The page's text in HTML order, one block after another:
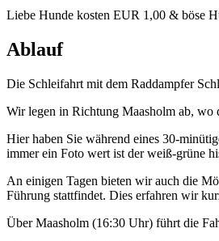
Liebe Hunde kosten EUR 1,00 & böse
Ablauf
Die Schleifahrt mit dem Raddampfer
Wir legen in Richtung Maasholm ab, wo
Hier haben Sie während eines 30-
immer ein Foto wert ist der weiß-grüne
An einigen Tagen bieten wir auch die
Führung stattfindet. Dies erfahren wir
Über Maasholm (16:30 Uhr) führt die